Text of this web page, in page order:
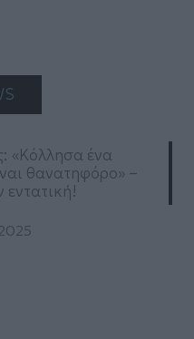
«Κόλλησα ένα
θανατηφόρο» –
εντατική!